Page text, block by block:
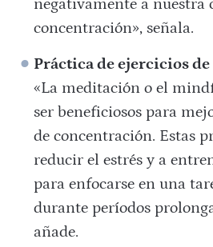
negativamente a nuestra
concentración», señala.
Práctica de ejercicios
«La meditación o el
ser beneficiosos para
de concentración. Estas
reducir el estrés y a
para enfocarse en una
durante períodos
añade.